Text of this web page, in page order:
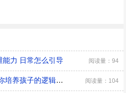
力 日常怎么引导 阅读量：94
孩子思维训练三种方法 教你培养孩子的逻辑思维 阅读量：104